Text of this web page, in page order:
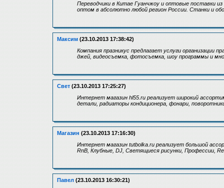
Переводчики в Китае Гуанчжоу и оптовые поставки
оптом в абсолютно любой регион России. Станки и
Максим (23.10.2013 17:38:42)
Компания празникус предлагает услуги организации
джей, видеосъемка, фотосъемка, шоу программы и
Свет (23.10.2013 17:25:27)
Интернет магазин hl55.ru реализует широкий
детали, радиаторы кондиционера, фонари,
Магазин (23.10.2013 17:16:30)
Интернет магазин tutbolka.ru реализует большой
RnB, Клубные, DJ, Светящиеся рисунки, Профессии,
Павел (23.10.2013 16:30:21)